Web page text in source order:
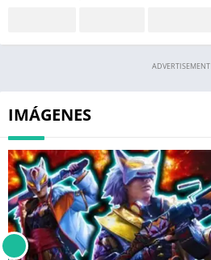
ADVERTISEMENT
IMÁGENES